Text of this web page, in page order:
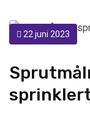
22 juni 2023